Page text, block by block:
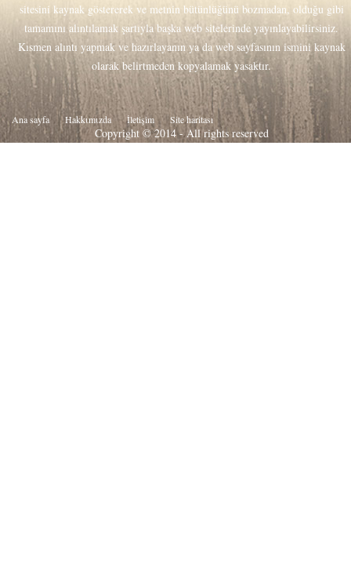
sitesini kaynak göstererek ve metnin bütünlüğünü bozmadan, olduğu gibi
tamamını alıntılamak şartıyla başka web sitelerinde yayınlayabilirsiniz.
Kısmen alıntı yapmak ve hazırlayanın ya da web sayfasının ismini kaynak
olarak belirtmeden kopyalamak yasaktır.
Ana sayfa Hakkιmιzda İletişim Site haritası
Copyright © 2014 - All rights reserved